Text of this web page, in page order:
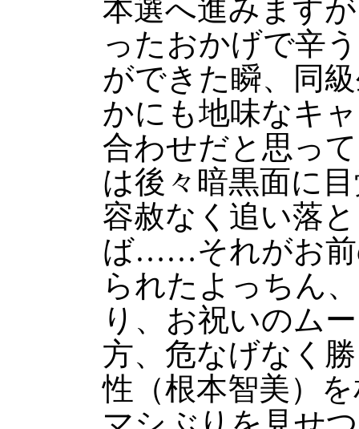
本選へ進みます
ったおかげで辛
ができた瞬、同
かにも地味なキ
合わせだと思っ
は後々暗黒面に
容赦なく追い落
ば……それがお前
られたよっちん
り、お祝いのム
方、危なげなく
性（根本智美）